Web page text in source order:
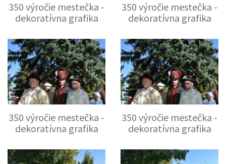
350 výročie mestečka -
dekoratívna grafika
350 výročie mestečka -
dekoratívna grafika
350 výročie mestečka -
dekoratívna grafika
350 výročie mestečka -
dekoratívna grafika